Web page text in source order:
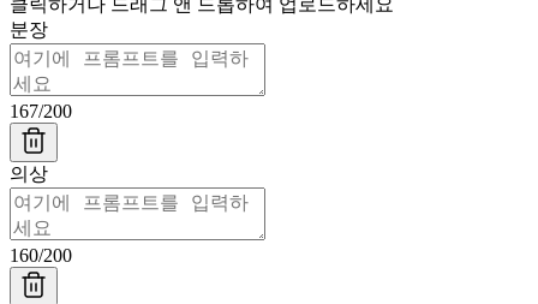
클릭하거나 드래그 앤 드롭하여 업로드하세요
분장
167/200
의상
160/200